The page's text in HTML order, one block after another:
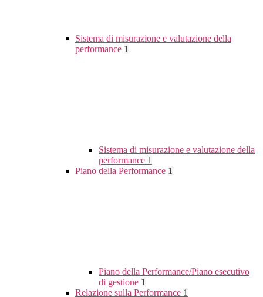
Sistema di misurazione e valutazione della
performance 1
Sistema di misurazione e valutazione della
performance 1
Piano della Performance 1
Piano della Performance/Piano esecutivo
di gestione 1
Relazione sulla Performance 1